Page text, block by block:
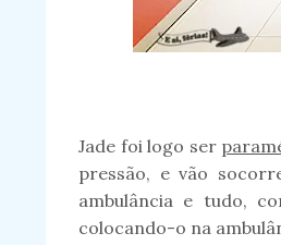
Jade foi logo ser
pressão, e vão
ambulância e tudo,
colocando-o na